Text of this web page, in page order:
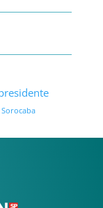
Sorocaba